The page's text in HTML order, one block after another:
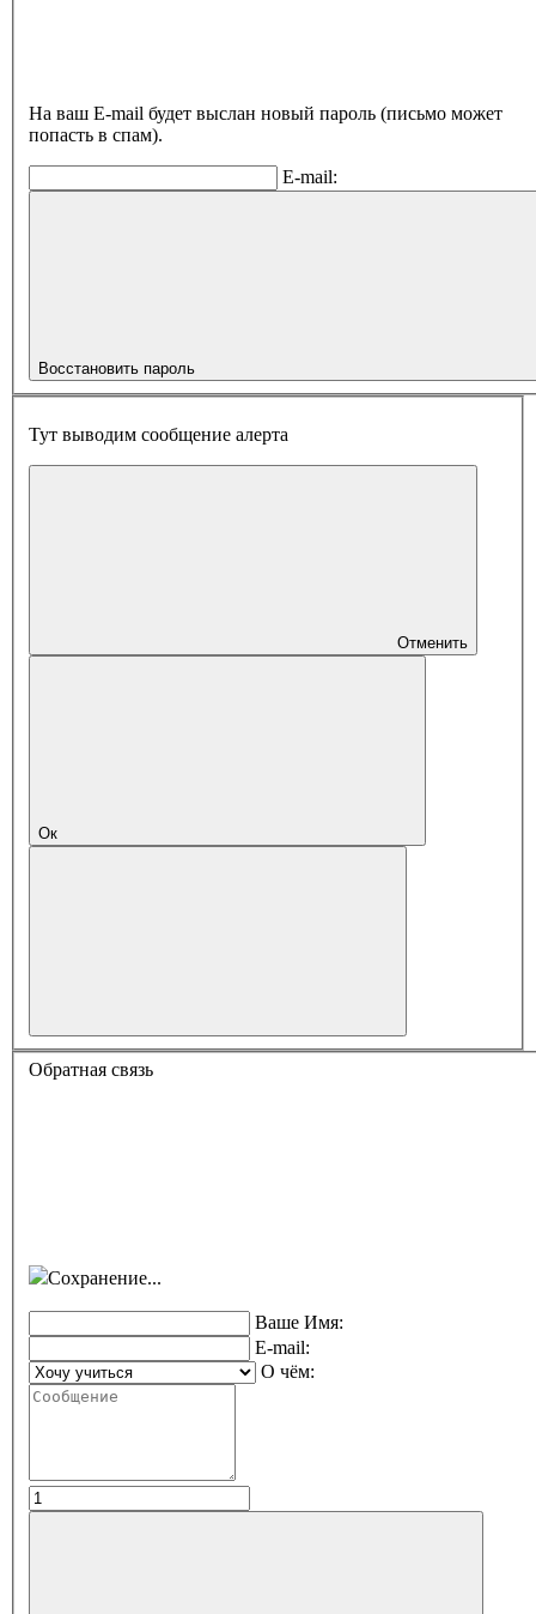
На ваш E-mail будет выслан новый пароль (письмо может
попасть в спам).
E-mail:
Восстановить пароль
Тут выводим сообщение алерта
Отменить
Ок
Обратная связь
Сохранение...
Ваше Имя:
E-mail:
О чём: